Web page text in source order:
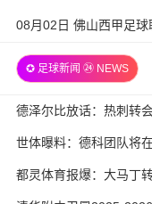
国澳门澳科精英 全场录
08月02日 佛山西甲足
✪ 足球新闻 ㉔ NEWS
德泽尔比放话：热刺转
世体曝料：德科团队将
都灵体育报爆：大马丁
艳与维卡里奥